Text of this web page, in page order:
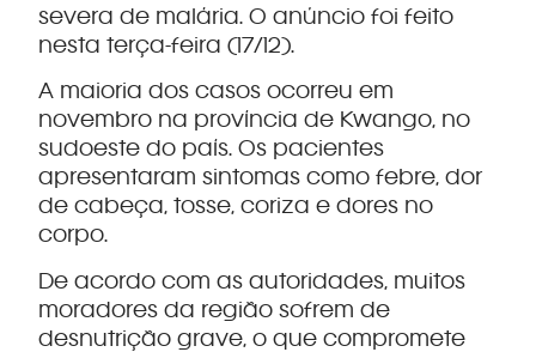
severa de malária. O anúncio foi feito
nesta terça-feira (17/12).
A maioria dos casos ocorreu em
novembro na província de Kwango, no
sudoeste do país. Os pacientes
apresentaram sintomas como febre, dor
de cabeça, tosse, coriza e dores no
corpo.
De acordo com as autoridades, muitos
moradores da região sofrem de
desnutrição grave, o que compromete